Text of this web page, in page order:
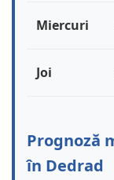
Miercuri
Joi
Prognoză
în Dedrad